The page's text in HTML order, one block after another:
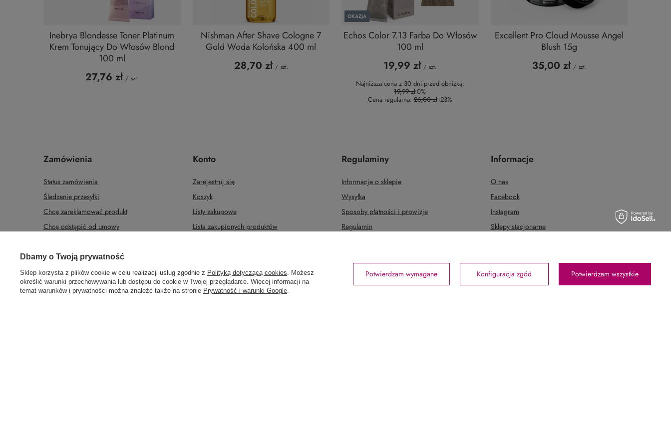
Inebrya Blondesse Toner Platinum
Krem Tonujący Do Włosów Blond
100 ml
27,76 zł / szt.
Nishman After Shave Cologne 7
Gold Woda Kolońska 400 ml
28,70 zł / szt.
OKAZJA
Echos Color 7.13 Farba Do Włosów
100 ml
19,99 zł / szt.
Najniższa cena z 30 dni przed obniżką:
19,99 zł0%
Cena regularna:26,00 zł-23%
Excellent Pro Cloud Mousse Angel
Blush 15g
35,00 zł / szt.
Zamówienia
Status zamówienia
Śledzenie przesyłki
Chcę zareklamować produkt
Chcę odstąpić od umowy
Kontakt
Konto
Zarejestruj się
Koszyk
Listy zakupowe
Lista zakupionych produktów
Regulaminy
Informacje o sklepie
Wysyłka
Sposoby płatności i prowizje
Regulamin
Zarządzaj plikami cookie
Informacje
O nas
Facebook
Instagram
Sklepy stacjonarne
Prawdziwe
opinie klientów
Dbamy o Twoją prywatność
Sklep korzysta z plików cookie w celu realizacji usług zgodnie z Polityką dotyczącą cookies . Możesz
określić warunki przechowywania lub dostępu do cookie w Twojej przeglądarce. Więcej informacji na
temat warunków i prywatności można znaleźć także na stronie Prywatność i warunki Google
Potwierdzam wymagane Konfiguracja zgód Potwierdzam wszystkie